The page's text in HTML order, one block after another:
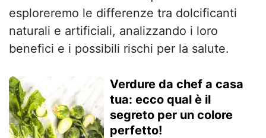
esploreremo le differenze tra dolcificanti
naturali e artificiali, analizzando i loro
benefici e i possibili rischi per la salute.
Verdure da chef a casa
tua: ecco qual è il
segreto per un colore
perfetto!